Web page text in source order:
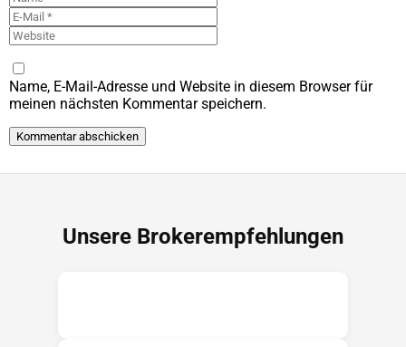
Mail
Name, E-Mail-Adresse und Website in diesem Browser für
meinen nächsten Kommentar speichern.
Unsere Brokerempfehlungen